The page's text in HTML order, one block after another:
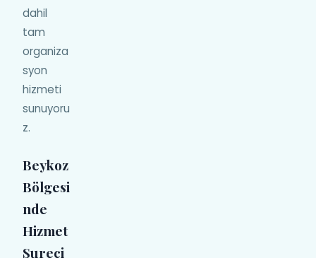
dahil
tam
organiza
syon
hizmeti
sunuyoru
z.
Beykoz
Bölgesi
nde
Hizmet
Sureci